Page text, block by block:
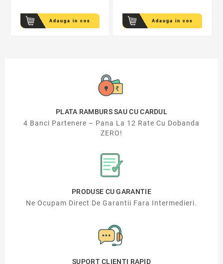
Adauga in cos Adauga in cos
PLATA RAMBURS SAU CU CARDUL
4 Banci Partenere – Pana La 12 Rate Cu Dobanda
ZERO!
PRODUSE CU GARANTIE
Ne Ocupam Direct De Garantii Fara Intermedieri.
SUPORT CLIENTI RAPID